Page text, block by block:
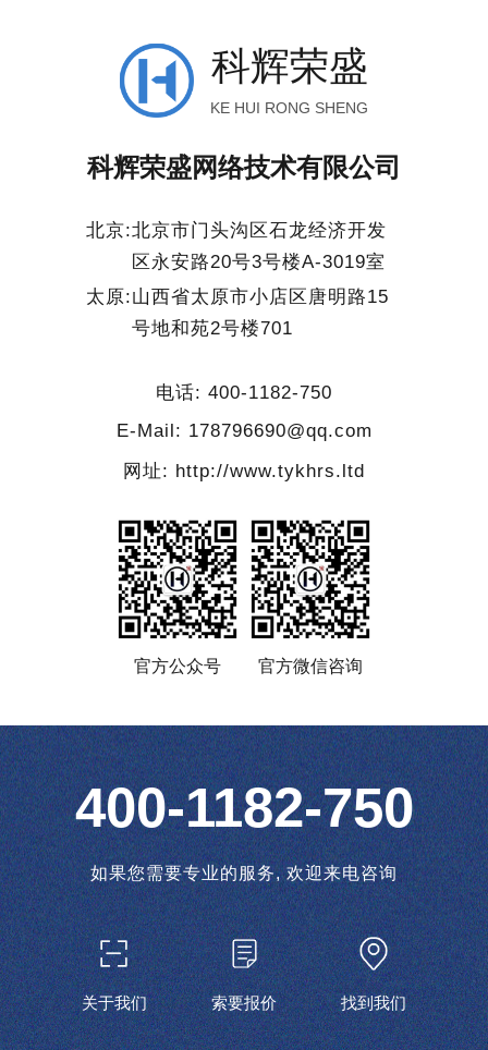
科辉荣盛
KE HUI RONG SHENG
科辉荣盛网络技术有限公司
北京:北京市门头沟区石龙经济开发
区永安路20号3号楼A-3019室
太原:山西省太原市小店区唐明路15
号地和苑2号楼701
电话: 400-1182-750
E-Mail: 178796690@qq.com
网址: http://www.tykhrs.ltd
官方公众号 官方微信咨询
400-1182-750
如果您需要专业的服务, 欢迎来电咨询
关于我们 索要报价 找到我们